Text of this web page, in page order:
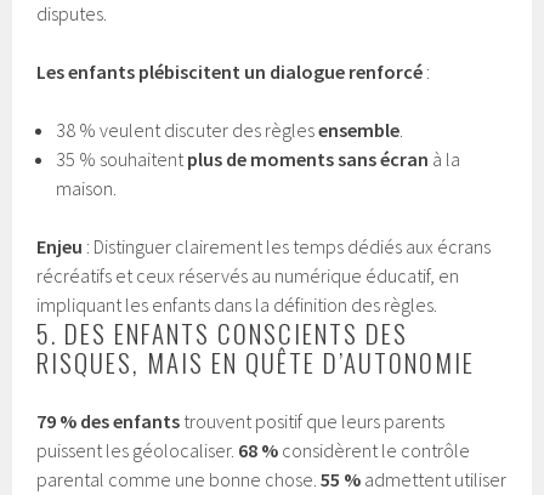
disputes.
Les enfants plébiscitent un dialogue renforcé :
38 % veulent discuter des règlesensemble.
35 % souhaitentplus de moments sans écran à la
maison.
Enjeu : Distinguer clairement les temps dédiés aux écrans
récréatifs et ceux réservés au numérique éducatif, en
impliquant les enfants dans la définition des règles.
5. DES ENFANTS CONSCIENTS DES
RISQUES, MAIS EN QUÊTE D’AUTONOMIE
79 % des enfants trouvent positif que leurs parents
puissent les géolocaliser. 68 % considèrent le contrôle
parental comme une bonne chose.55 % admettent utiliser